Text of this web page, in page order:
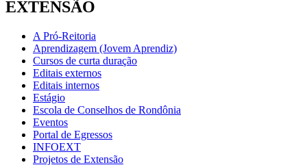
EXTENSÃO
A Pró-Reitoria
Aprendizagem (Jovem Aprendiz)
Cursos de curta duração
Editais externos
Editais internos
Estágio
Escola de Conselhos de Rondônia
Eventos
Portal de Egressos
INFOEXT
Projetos de Extensão